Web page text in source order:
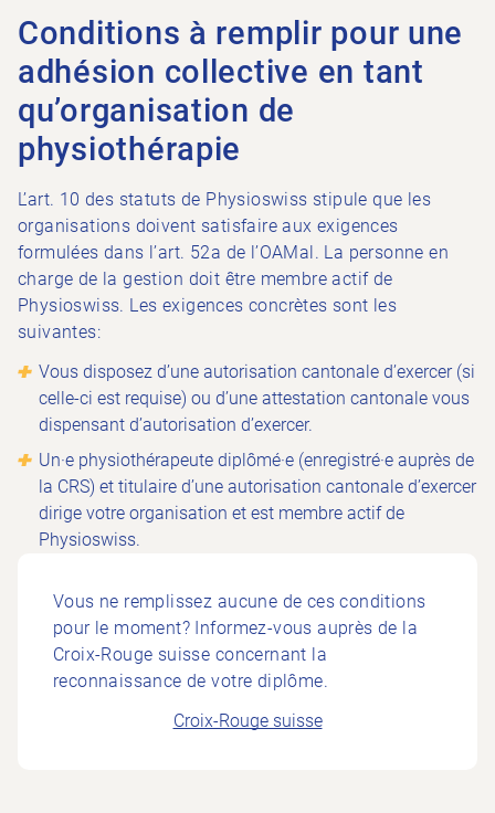
Conditions à remplir pour une
adhésion collective en tant
qu’organisation de
physiothérapie
L’art. 10 des statuts de Physioswiss stipule que les
organisations doivent satisfaire aux exigences
formulées dans l’art. 52a de l’OAMal. La personne en
charge de la gestion doit être membre actif de
Physioswiss. Les exigences concrètes sont les
suivantes:
Vous disposez d’une autorisation cantonale d’exercer (si
celle-ci est requise) ou d’une attestation cantonale vous
dispensant d’autorisation d’exercer.
Un·e physiothérapeute diplômé·e (enregistré·e auprès de
la CRS) et titulaire d’une autorisation cantonale d’exercer
dirige votre organisation et est membre actif de
Physioswiss.
Vous ne remplissez aucune de ces conditions
pour le moment? Informez-vous auprès de la
Croix-Rouge suisse concernant la
reconnaissance de votre diplôme.
Croix-Rouge suisse